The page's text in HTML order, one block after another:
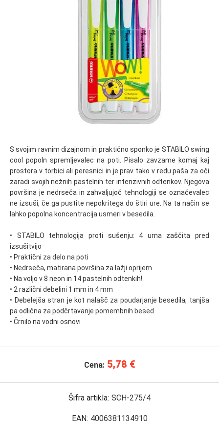
S svojim ravnim dizajnom in praktično sponko je STABILO swing
cool popoln spremljevalec na poti. Pisalo zavzame komaj kaj
prostora v torbici ali peresnici in je prav tako v redu paša za oči
zaradi svojih nežnih pastelnih ter intenzivnih odtenkov. Njegova
površina je nedrseča in zahvaljujoč tehnologiji se označevalec
ne izsuši, če ga pustite nepokritega do štiri ure. Na ta način se
lahko popolna koncentracija usmeri v besedila.
• STABILO tehnologija proti sušenju: 4 urna zaščita pred
izsušitvijo
• Praktični za delo na poti
• Nedrseča, matirana površina za lažji oprijem
• Na voljo v 8 neon in 14 pastelnih odtenkih!
• 2 različni debelini 1 mm in 4 mm
• Debelejša stran je kot nalašč za poudarjanje besedila, tanjša
pa odlična za podčrtavanje pomembnih besed
• Črnilo na vodni osnovi
Cena: 5,78 €
Šifra artikla: SCH-275/4
EAN: 4006381134910